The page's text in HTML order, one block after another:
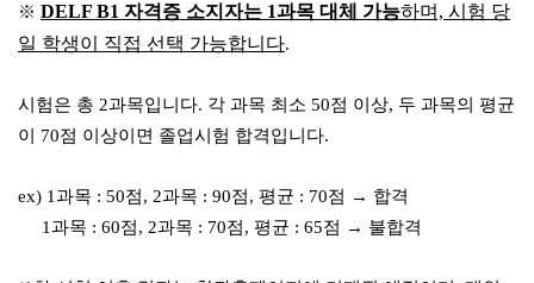
※ DELF B1 자격증 소지자는 1과목 대체 가능하며, 시험 당
일 학생이 직접 선택 가능합니다.
시험은 총 2과목입니다. 각 과목 최소 50점 이상, 두 과목의 평균
이
70점 이상이면 졸업시험 합격입니다.
ex) 1과목 : 50점, 2과목 : 90점, 평균 : 70점 → 합격
1과목 : 60점, 2과목 : 70점, 평균 : 65점 → 불합격